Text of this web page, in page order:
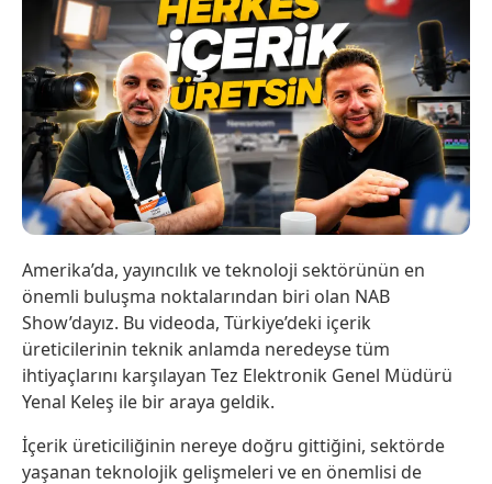
Amerika’da, yayıncılık ve teknoloji sektörünün en
önemli buluşma noktalarından biri olan NAB
Show’dayız. Bu videoda, Türkiye’deki içerik
üreticilerinin teknik anlamda neredeyse tüm
ihtiyaçlarını karşılayan Tez Elektronik Genel Müdürü
Yenal Keleş ile bir araya geldik.
İçerik üreticiliğinin nereye doğru gittiğini, sektörde
yaşanan teknolojik gelişmeleri ve en önemlisi de